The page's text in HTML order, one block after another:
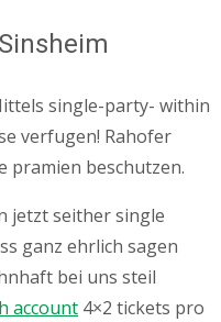
single-party- within
verfugen! Rahofer
pramien beschutzen.
jetzt seither single
ganz ehrlich sagen
bei uns steil
account 4×2 tickets pro